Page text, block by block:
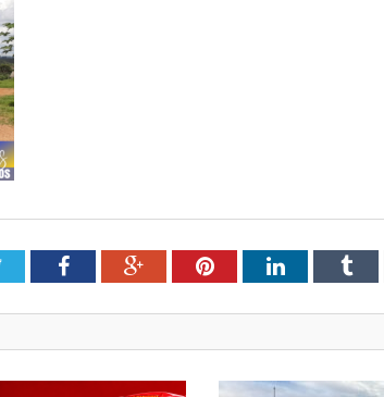
TwitterFacebookGoogle+PinterestLinkedIn